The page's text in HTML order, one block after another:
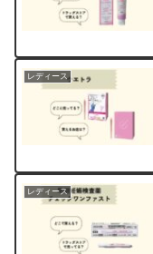
レディース
レディース